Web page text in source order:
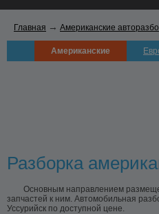
Главная → Американские
Американские
Разборка
Основным направлением
запчастей к ним. Автомобильная
Уссурийск по доступной цене.